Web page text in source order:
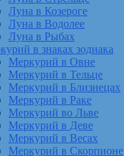
Луна в Козероге
Луна в Водолее
Луна в Рыбах
в знаках зодиака
Меркурий в Овне
Меркурий в Тельце
Меркурий в Близнецах
Меркурий в Раке
Меркурий во Льве
Меркурий в Деве
Меркурий в Весах
Меркурий в Скорпионе